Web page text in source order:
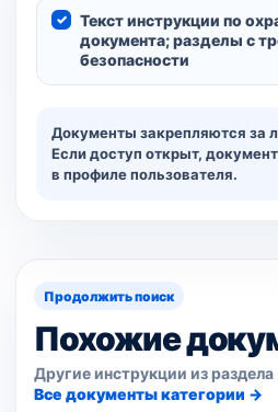
Текст инструкции по
документа; разделы с
безопасности
Документы закрепляются за
Если доступ открыт,
в профиле пользователя.
Продолжить поиск
Похожие
Другие инструкции из
Все документы категории →